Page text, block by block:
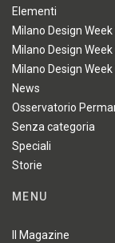
Elementi
Milano Design
Milano Design
Milano Design
News
Osservatorio
Senza categoria
Speciali
Storie
MENU
Il Magazine